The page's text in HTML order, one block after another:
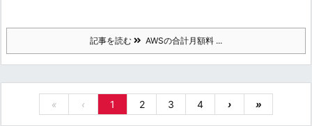
記事を読む AWSの合計月額料 ...
« ‹ 1 2 3 4 › »